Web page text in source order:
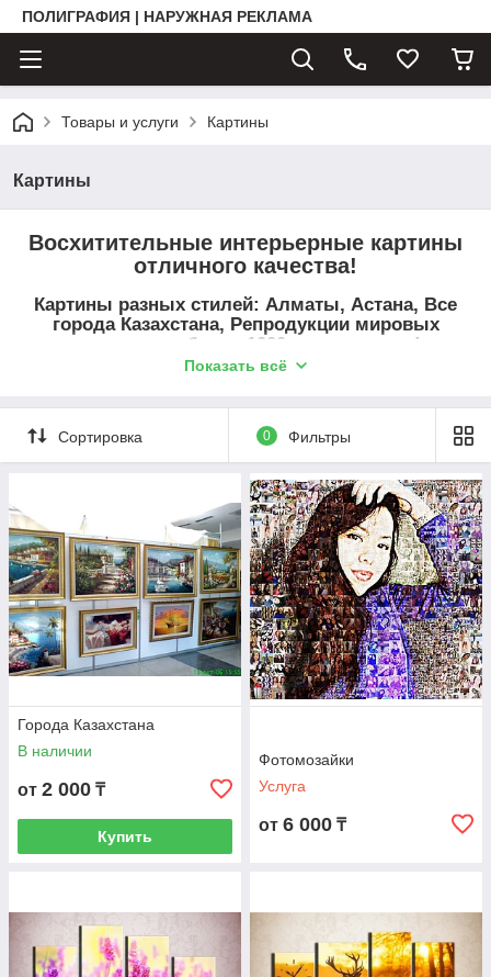
ПОЛИГРАФИЯ | НАРУЖНАЯ РЕКЛАМА
Товары и услуги Картины
Картины
Восхитительные интерьерные картины
отличного качества!
Картины разных стилей: Алматы, Астана, Все
города Казахстана, Репродукции мировых
художников, более 1000 видов картин!
Материалы: используются фирменные материалы
в производстве не применяется клей. (
чистый продукт)
Показать всё
Сортировка 0 Фильтры
Города Казахстана
В наличии
от 2 000 ₸
Купить
Фотомозайки
Услуга
от 6 000 ₸